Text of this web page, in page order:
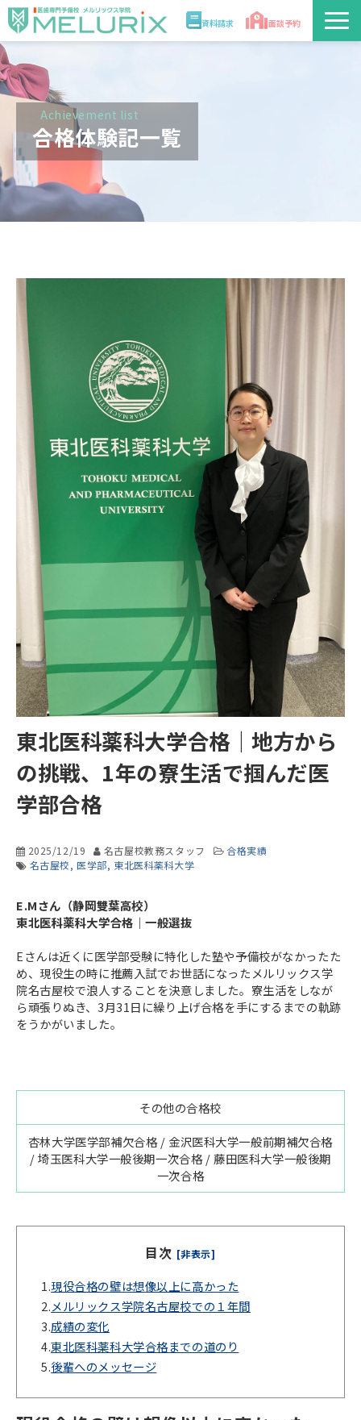
資料請求 面談予約
説明会/講座
校舎情報
入学案内
合格実績・合格体験記
医学部解答速報2026
Achievement list
合格体験記一覧
東北医科薬科大学合格｜地方から
の挑戦、1年の寮生活で掴んだ医
学部合格
2025/12/19 名古屋校教務スタッフ
合格実績
名古屋校 医学部 東北医科薬科大学
E.Mさん（静岡雙葉高校）
東北医科薬科大学合格｜一般選抜
Eさんは近くに医学部受験に特化した塾や予備校がなかったた
め、現役生の時に推薦入試でお世話になったメルリックス学
院名古屋校で浪人することを決意しました。寮生活をしなが
ら頑張りぬき、3月31日に繰り上げ合格を手にするまでの軌跡
をうかがいました。
その他の合格校
杏林大学医学部補欠合格 / 金沢医科大学一般前期補欠合格
/ 埼玉医科大学一般後期一次合格 / 藤田医科大学一般後期
一次合格
目次 [非表示]
1.現役合格の壁は想像以上に高かった
2.メルリックス学院名古屋校での１年間
3.成績の変化
4.東北医科薬科大学合格までの道のり
5.後輩へのメッセージ